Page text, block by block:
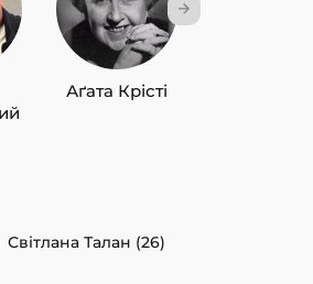
Аґата Крісті
Світлана Талан (26)